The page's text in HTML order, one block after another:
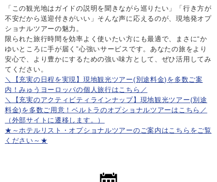
「この観光地はガイドの説明を聞きながら巡りたい」「行き方が
不安だから送迎付きがいい」そんな声に応えるのが、現地発オプ
ショナルツアーの魅力。
限られた旅行時間を効率よく使いたい方にも最適で、まさに“か
ゆいところに手が届く”心強いサービスです。あなたの旅をより
安心で、より豊かにするための強い味方として、ぜひ活用してみ
てください。
＼【充実の日程を実現】現地観光ツアー(別途料金)を多数ご案
内！みゅうヨーロッパの個人旅行はこちら／
＼【充実のアクティビティラインナップ】現地観光ツアー(別途
料金)を多数ご用意！ベルトラのオプショナルツアーはこちら／
（外部サイトに遷移します。）
★～ホテルリスト・オプショナルツアーのご案内はこちらをご覧
ください～★